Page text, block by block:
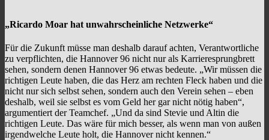
„Ricardo Moar hat unwahrscheinliche Netzwerke“
Für die Zukunft müsse man deshalb darauf achten, Verantwortliche
zu verpflichten, die Hannover 96 nicht nur als Karrieresprungbrett
sehen, sondern denen Hannover 96 etwas bedeute. „Wir müssen die
richtigen Leute haben, die das Herz am rechten Fleck haben und die
nicht nur sich selbst sehen, sondern auch den Verein sehen – eben
deshalb, weil sie selbst es vom Geld her gar nicht nötig haben“,
argumentiert der Teamchef. „Und da sind Stevie und Altin die
richtigen Leute. Das wäre für mich besser, als wenn man von außen
irgendwelche Leute holt, die Hannover nicht kennen.“